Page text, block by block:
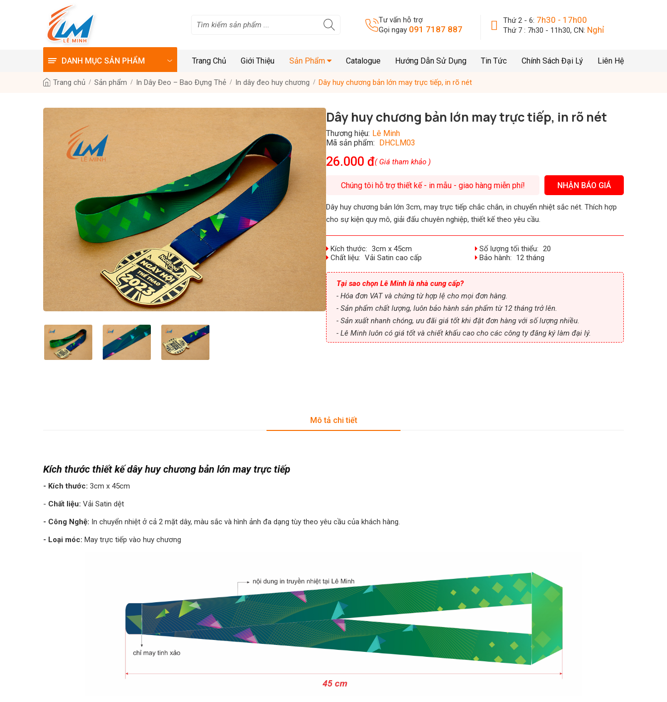
Tư vấn hỗ trợ
Gọi ngay 091 7187 887
Thứ 2 - 6: 7h30 - 17h00
Thứ 7 : 7h30 - 11h30, CN: Nghỉ
DANH MỤC SẢN PHẨM Trang Chủ Giới Thiệu Sản Phẩm Catalogue Hướng Dẫn Sử Dụng Tin Tức Chính Sách Đại Lý Liên Hệ
Trang chủ Sản phẩm In Dây Đeo – Bao Đựng Thẻ In dây đeo huy chương Dây huy chương bản lớn may trực tiếp, in rõ nét
Dây huy chương bản lớn may trực tiếp, in rõ nét
Thương hiệu: Lê Minh
Mã sản phẩm: DHCLM03
26.000 đ( Giá tham khảo )
Chúng tôi hỗ trợ thiết kế - in mẫu - giao hàng miễn phí! NHẬN BÁO GIÁ
Dây huy chương bản lớn 3cm, may trực tiếp chắc chắn, in chuyển nhiệt sắc nét. Thích hợp
cho sự kiện quy mô, giải đấu chuyên nghiệp, thiết kế theo yêu cầu.
Kích thước: 3cm x 45cm Số lượng tối thiểu: 20
Chất liệu: Vải Satin cao cấp Bảo hành: 12 tháng
Tại sao chọn Lê Minh là nhà cung cấp?
- Hóa đơn VAT và chứng từ hợp lệ cho mọi đơn hàng.
- Sản phẩm chất lượng, luôn bảo hành sản phẩm từ 12 tháng trở lên.
- Sản xuất nhanh chóng, ưu đãi giá tốt khi đặt đơn hàng với số lượng nhiều.
- Lê Minh luôn có giá tốt và chiết khấu cao cho các công ty đăng ký làm đại lý.
Mô tả chi tiết
Kích thước thiết kế dây huy chương bản lớn may trực tiếp
- Kích thước: 3cm x 45cm
- Chất liệu: Vải Satin dệt
- Công Nghệ: In chuyển nhiệt ở cả 2 mặt dây, màu sắc và hình ảnh đa dạng tùy theo yêu cầu của khách hàng.
- Loại móc: May trực tiếp vào huy chương